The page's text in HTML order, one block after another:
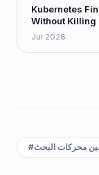
Kubernetes
Without Killing
Jul 2026
#محركات البحث